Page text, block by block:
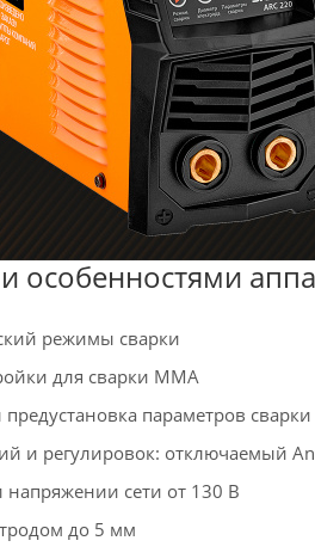
особенностями
режимы сварки
для сварки ММА
параметров сварки
и регулировок: отключаемый
напряжении сети от 130 В
до 5 мм